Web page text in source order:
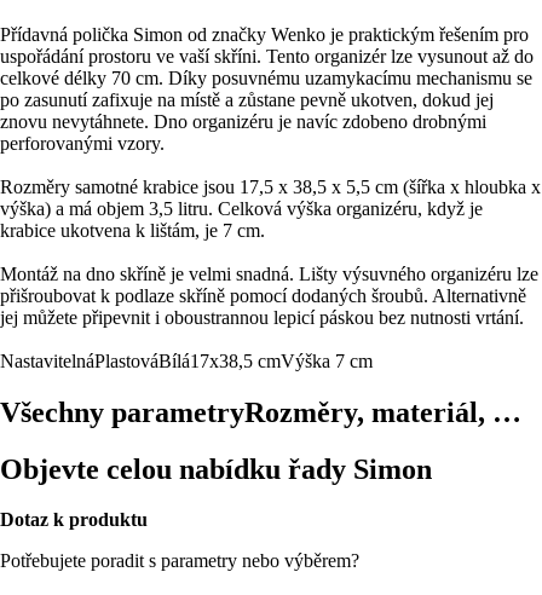
Přídavná polička Simon od značky Wenko je praktickým řešením pro
uspořádání prostoru ve vaší skříni. Tento organizér lze vysunout až do
celkové délky 70 cm. Díky posuvnému uzamykacímu mechanismu se
po zasunutí zafixuje na místě a zůstane pevně ukotven, dokud jej
znovu nevytáhnete. Dno organizéru je navíc zdobeno drobnými
perforovanými vzory.
Rozměry samotné krabice jsou 17,5 x 38,5 x 5,5 cm (šířka x hloubka x
výška) a má objem 3,5 litru. Celková výška organizéru, když je
krabice ukotvena k lištám, je 7 cm.
Montáž na dno skříně je velmi snadná. Lišty výsuvného organizéru lze
přišroubovat k podlaze skříně pomocí dodaných šroubů. Alternativně
jej můžete připevnit i oboustrannou lepicí páskou bez nutnosti vrtání.
NastavitelnáPlastováBílá17x38,5 cmVýška 7 cm
Všechny parametryRozměry, materiál, …
Objevte celou nabídku řady Simon
Dotaz k produktu
Potřebujete poradit s parametry nebo výběrem?